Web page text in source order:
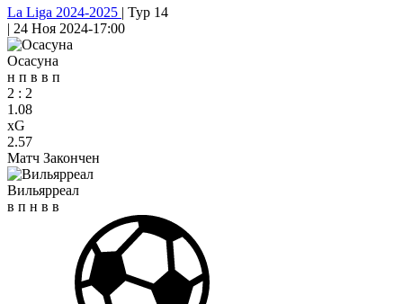
La Liga 2024-2025 | Тур 14
| 24 Ноя 2024-17:00
Осасуна
н п в в п
2 : 2
1.08
xG
2.57
Матч Закончен
Вильярреал
в п н в в